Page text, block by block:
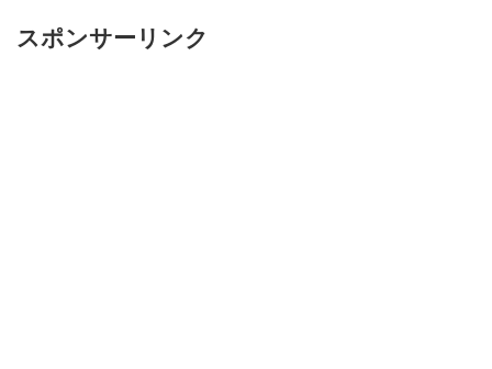
スポンサーリンク